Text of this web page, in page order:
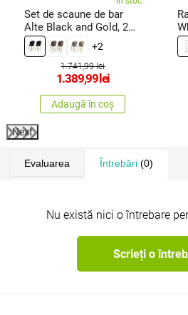
Set de scaune de bar
Alte Black and Gold, 2
buc.
+2
1.741,99 lei
1.389,99lei
Adaugă în coș
Next
Evaluarea Întrebări(0)
Nu există nici o întrebare
Scrieți o